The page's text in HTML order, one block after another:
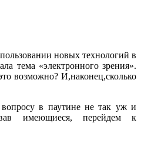
новых технологий в
тема «электронного зрения».
возможно? И,наконец,сколько
в паутине не так уж и
имеющиеся, перейдем к